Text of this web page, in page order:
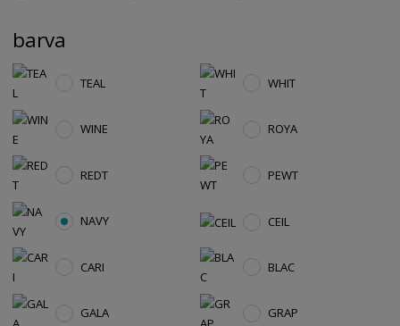
barva
TEAL WHIT
WINE ROYA
REDT PEWT
NAVY CEIL
CARI BLAC
GALA GRAP